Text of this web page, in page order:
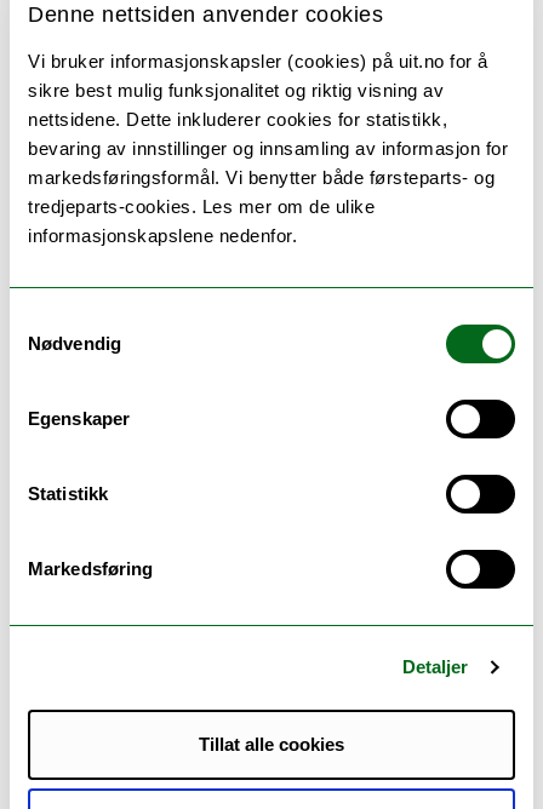
Denne nettsiden anvender cookies
Vi bruker informasjonskapsler (cookies) på uit.no for å
sikre best mulig funksjonalitet og riktig visning av
nettsidene. Dette inkluderer cookies for statistikk,
bevaring av innstillinger og innsamling av informasjon for
markedsføringsformål. Vi benytter både førsteparts- og
tredjeparts-cookies. Les mer om de ulike
informasjonskapslene nedenfor.
Nødvendig
Egenskaper
Statistikk
Markedsføring
Detaljer
Tillat alle cookies
I løpet av masteren har vi funnet nesten 100 verk for
slagverk og tuba. Vi gir deg et innblikk i denne
musikken på vår masterkonsert på Lillescenen på
Kulturhuset. Kom kom!
Program:
Ivo Petrić – De Profundis
Bertil Palmar Johansen – Duo Connection
Telmo Marques – Scenes from the City